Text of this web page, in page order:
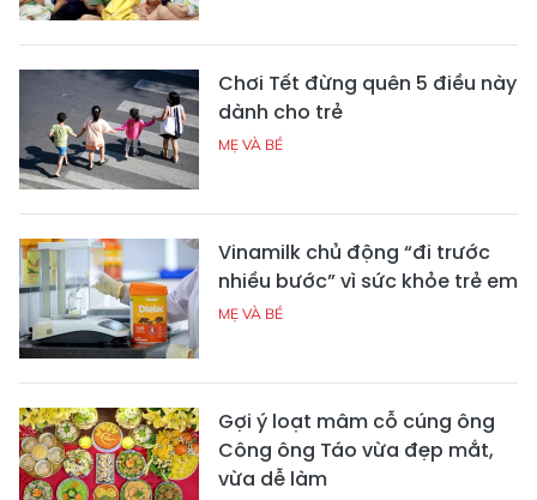
Chơi Tết đừng quên 5 điều này
dành cho trẻ
MẸ VÀ BÉ
Vinamilk chủ động “đi trước
nhiều bước” vì sức khỏe trẻ em
MẸ VÀ BÉ
Gợi ý loạt mâm cỗ cúng ông
Công ông Táo vừa đẹp mắt,
vừa dễ làm